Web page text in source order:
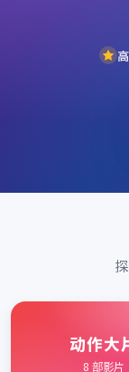
动作大
8 部影片